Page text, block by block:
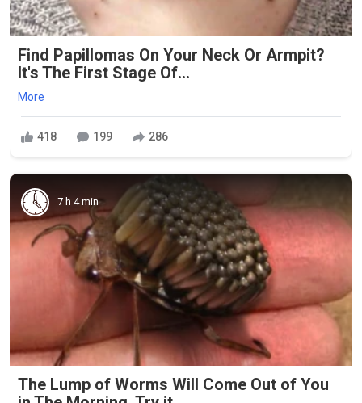
Find Papillomas On Your Neck Or Armpit?
It's The First Stage Of...
More
418 199 286
7 h 4 min
The Lump of Worms Will Come Out of You